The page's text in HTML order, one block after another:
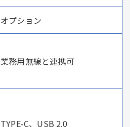
オプション
業務用無線と連携可
TYPE-C、USB 2.0